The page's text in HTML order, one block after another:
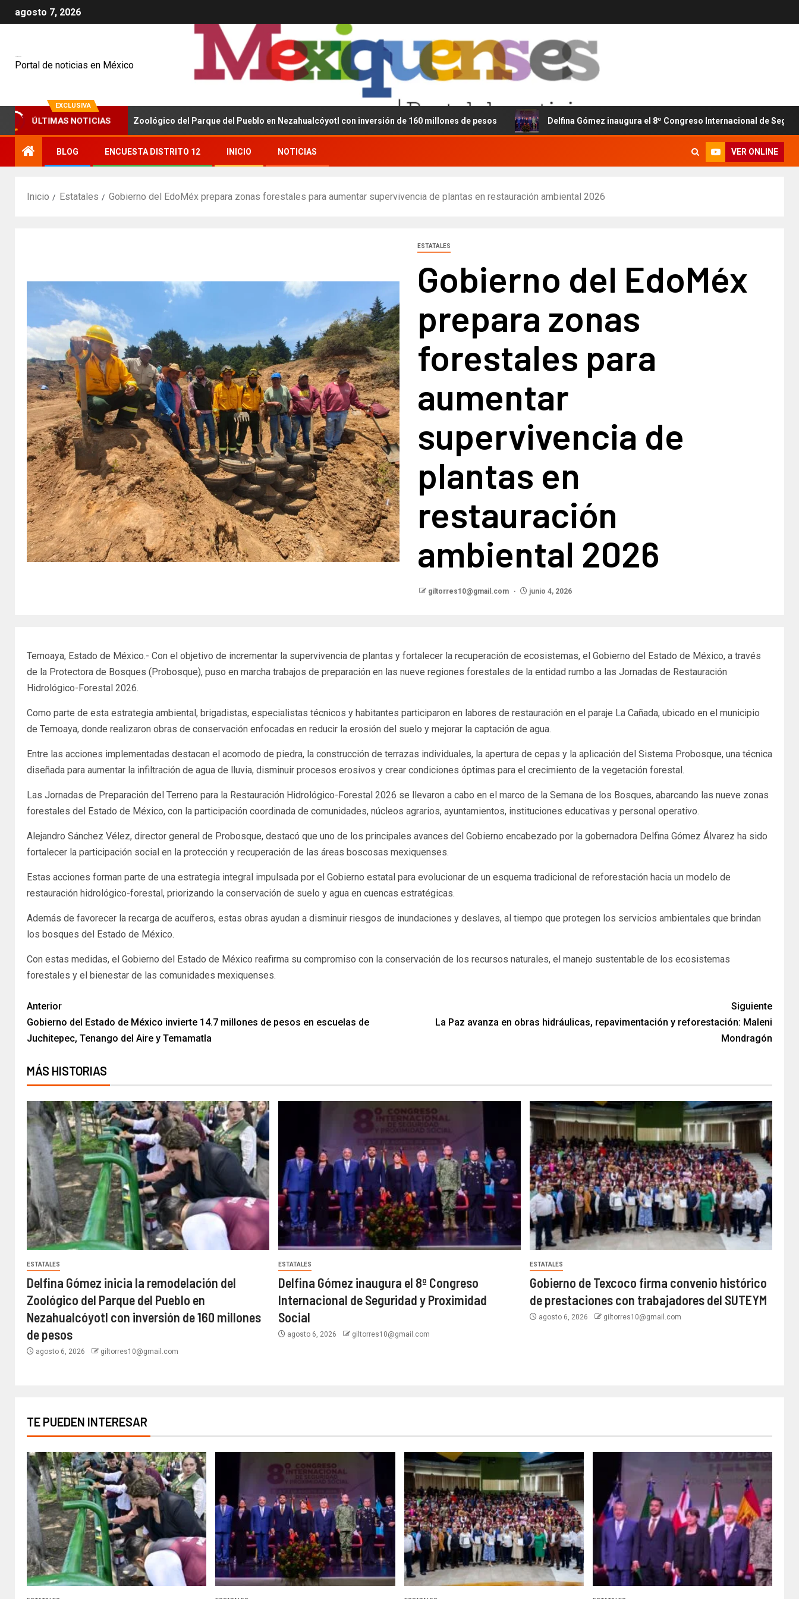
agosto 7, 2026
Portal de noticias en México
EXCLUSIVA
ÚLTIMAS NOTICIAS
la remodelación del Zoológico del Parque del Pueblo en Nezahualcóyotl con inversión de 160 millones de pesos Delfina Gómez inaugura el 8º Congreso Internacional de Seguridad y
BLOG ENCUESTA DISTRITO 12 INICIO NOTICIAS VER ONLINE
Inicio Estatales Gobierno del EdoMéx prepara zonas forestales para aumentar supervivencia de plantas en restauración ambiental 2026
ESTATALES
Gobierno del EdoMéx
prepara zonas
forestales para
aumentar
supervivencia de
plantas en
restauración
ambiental 2026
giltorres10@gmail.com junio 4, 2026
Temoaya, Estado de México.- Con el objetivo de incrementar la supervivencia de plantas y fortalecer la recuperación de ecosistemas, el Gobierno del Estado de México, a través
de la Protectora de Bosques (Probosque), puso en marcha trabajos de preparación en las nueve regiones forestales de la entidad rumbo a las Jornadas de Restauración
Hidrológico-Forestal 2026.
Como parte de esta estrategia ambiental, brigadistas, especialistas técnicos y habitantes participaron en labores de restauración en el paraje La Cañada, ubicado en el municipio
de Temoaya, donde realizaron obras de conservación enfocadas en reducir la erosión del suelo y mejorar la captación de agua.
Entre las acciones implementadas destacan el acomodo de piedra, la construcción de terrazas individuales, la apertura de cepas y la aplicación del Sistema Probosque, una técnica
diseñada para aumentar la infiltración de agua de lluvia, disminuir procesos erosivos y crear condiciones óptimas para el crecimiento de la vegetación forestal.
Las Jornadas de Preparación del Terreno para la Restauración Hidrológico-Forestal 2026 se llevaron a cabo en el marco de la Semana de los Bosques, abarcando las nueve zonas
forestales del Estado de México, con la participación coordinada de comunidades, núcleos agrarios, ayuntamientos, instituciones educativas y personal operativo.
Alejandro Sánchez Vélez, director general de Probosque, destacó que uno de los principales avances del Gobierno encabezado por la gobernadora Delfina Gómez Álvarez ha sido
fortalecer la participación social en la protección y recuperación de las áreas boscosas mexiquenses.
Estas acciones forman parte de una estrategia integral impulsada por el Gobierno estatal para evolucionar de un esquema tradicional de reforestación hacia un modelo de
restauración hidrológico-forestal, priorizando la conservación de suelo y agua en cuencas estratégicas.
Además de favorecer la recarga de acuíferos, estas obras ayudan a disminuir riesgos de inundaciones y deslaves, al tiempo que protegen los servicios ambientales que brindan
los bosques del Estado de México.
Con estas medidas, el Gobierno del Estado de México reafirma su compromiso con la conservación de los recursos naturales, el manejo sustentable de los ecosistemas
forestales y el bienestar de las comunidades mexiquenses.
Anterior
Gobierno del Estado de México invierte 14.7 millones de pesos en escuelas de
Juchitepec, Tenango del Aire y Temamatla
Siguiente
La Paz avanza en obras hidráulicas, repavimentación y reforestación: Maleni
Mondragón
MÁS HISTORIAS
ESTATALES
Delfina Gómez inicia la remodelación del
Zoológico del Parque del Pueblo en
Nezahualcóyotl con inversión de 160 millones
de pesos
agosto 6, 2026 giltorres10@gmail.com
ESTATALES
Delfina Gómez inaugura el 8º Congreso
Internacional de Seguridad y Proximidad
Social
agosto 6, 2026 giltorres10@gmail.com
ESTATALES
Gobierno de Texcoco firma convenio histórico
de prestaciones con trabajadores del SUTEYM
agosto 6, 2026 giltorres10@gmail.com
TE PUEDEN INTERESAR